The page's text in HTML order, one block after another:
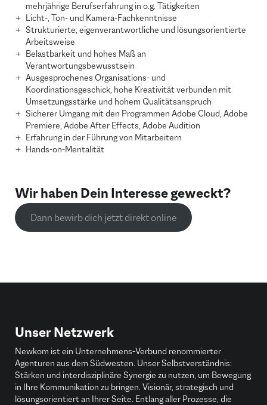
mehrjährige Berufserfahrung in o.g. Tätigkeiten
Licht-, Ton- und Kamera-Fachkenntnisse
Strukturierte, eigenverantwortliche und lösungsorientierte
Arbeitsweise
Belastbarkeit und hohes Maß an
Verantwortungsbewusstsein
Ausgesprochenes Organisations- und
Koordinationsgeschick, hohe Kreativität verbunden mit
Umsetzungsstärke und hohem Qualitätsanspruch
Sicherer Umgang mit den Programmen Adobe Cloud, Adobe
Premiere, Adobe After Effects, Adobe Audition
Erfahrung in der Führung von Mitarbeitern
Hands-on-Mentalität
Wir haben Dein Interesse geweckt?
Dann bewirb dich jetzt direkt online
Unser Netzwerk
Newkom ist ein Unternehmens-Verbund renommierter
Agenturen aus dem Südwesten. Unser Selbstverständnis:
Stärken und interdisziplinäre Synergie zu nutzen, um Bewegung
in Ihre Kommunikation zu bringen. Visionär, strategisch und
lösungsorientiert an Ihrer Seite. Entlang aller Prozesse, die